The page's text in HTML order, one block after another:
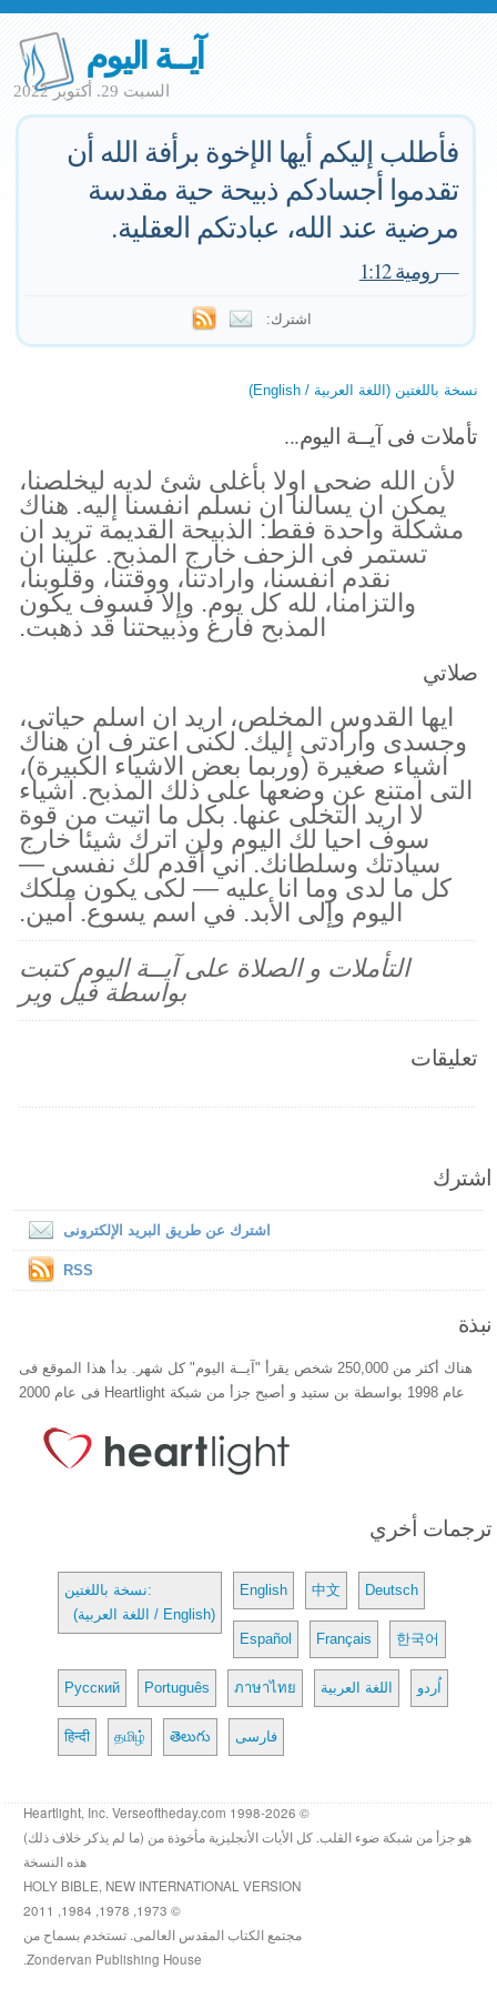
آيــة اليوم
السبت 29. أكتوبر 2022
فأطلب إليكم أيها الإخوة برأفة الله أن
تقدموا أجسادكم ذبيحة حية مقدسة
مرضية عند الله، عبادتكم العقلية.
—رومية 1:12
اشترك:
نسخة باللغتين (اللغة العربية / English)
تأملات فى آيــة اليوم...
لأن الله ضحى اولا بأغلى شئ لديه ليخلصنا،
يمكن ان يسألنا ان نسلم انفسنا إليه. هناك
مشكلة واحدة فقط: الذبيحة القديمة تريد ان
تستمر فى الزحف خارج المذبح. علينا ان
نقدم انفسنا، وارادتنا، ووقتنا، وقلوبنا،
والتزامنا، لله كل يوم. وإلا فسوف يكون
المذبح فارغ وذبيحتنا قد ذهبت.
صلاتي
ايها القدوس المخلص، اريد ان اسلم حياتى،
وجسدى وارادتى إليك. لكنى اعترف ان هناك
اشياء صغيرة (وربما بعض الاشياء الكبيرة)،
التى امتنع عن وضعها على ذلك المذبح. اشياء
لا اريد التخلى عنها. بكل ما اتيت من قوة
سوف احيا لك اليوم ولن اترك شيئا خارج
سيادتك وسلطانك. اني أقدم لك نفسى —
كل ما لدى وما انا عليه — لكى يكون ملكك
اليوم وإلى الأبد. في اسم يسوع. آمين.
التأملات و الصلاة على آيــة اليوم كتبت
بواسطة فيل وير
تعليقات
اشترك
اشترك عن طريق البريد الإلكترونى
RSS
نبذة
هناك أكثر من 250,000 شخص يقرأ "آيــة اليوم" كل شهر. بدأ هذا الموقع فى
عام 1998 بواسطة بن ستيد و أصبح جزأ من شبكة Heartlight فى عام 2000
ترجمات أخري
نسخة باللغتين:
(اللغة العربية / English)
English 中文 Deutsch
Español Français 한국어
Русский Português ภาษาไทย اللغة العربية اُردو
हिन्दी தமிழ் తెలుగు فارسی
© 1998-2026 Heartlight, Inc. Verseoftheday.com
هو جزأ من شبكة ضوء القلب. كل الأيات الأنجليزية مأخوذة من (ما لم يذكر خلاف ذلك)
هذه النسخة
HOLY BIBLE, NEW INTERNATIONAL VERSION
© 1973, 1978, 1984, 2011
مجتمع الكتاب المقدس العالمى. تستخدم بسماح من
Zondervan Publishing House.